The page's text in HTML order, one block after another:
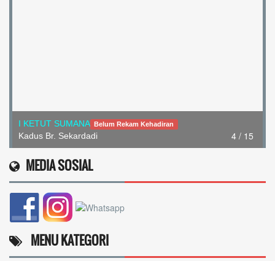
4 / 15
I KETUT SUMANA Belum Rekam Kehadiran
Kadus Br. Sekardadi
MEDIA SOSIAL
MENU KATEGORI